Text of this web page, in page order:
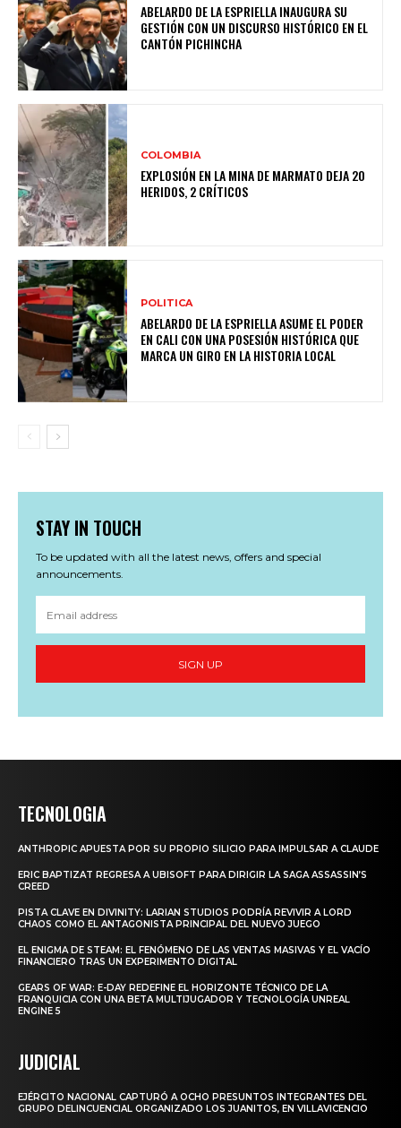
ABELARDO DE LA ESPRIELLA INAUGURA SU
GESTIÓN CON UN DISCURSO HISTÓRICO EN EL
CANTÓN PICHINCHA
COLOMBIA
EXPLOSIÓN EN LA MINA DE MARMATO DEJA 20
HERIDOS, 2 CRÍTICOS
POLITICA
ABELARDO DE LA ESPRIELLA ASUME EL PODER
EN CALI CON UNA POSESIÓN HISTÓRICA QUE
MARCA UN GIRO EN LA HISTORIA LOCAL
STAY IN TOUCH
To be updated with all the latest news, offers and special
announcements.
SIGN UP
TECNOLOGIA
ANTHROPIC APUESTA POR SU PROPIO SILICIO PARA IMPULSAR A CLAUDE
ERIC BAPTIZAT REGRESA A UBISOFT PARA DIRIGIR LA SAGA ASSASSIN’S
CREED
PISTA CLAVE EN DIVINITY: LARIAN STUDIOS PODRÍA REVIVIR A LORD
CHAOS COMO EL ANTAGONISTA PRINCIPAL DEL NUEVO JUEGO
EL ENIGMA DE STEAM: EL FENÓMENO DE LAS VENTAS MASIVAS Y EL VACÍO
FINANCIERO TRAS UN EXPERIMENTO DIGITAL
GEARS OF WAR: E-DAY REDEFINE EL HORIZONTE TÉCNICO DE LA
FRANQUICIA CON UNA BETA MULTIJUGADOR Y TECNOLOGÍA UNREAL
ENGINE 5
JUDICIAL
EJÉRCITO NACIONAL CAPTURÓ A OCHO PRESUNTOS INTEGRANTES DEL
GRUPO DELINCUENCIAL ORGANIZADO LOS JUANITOS, EN VILLAVICENCIO